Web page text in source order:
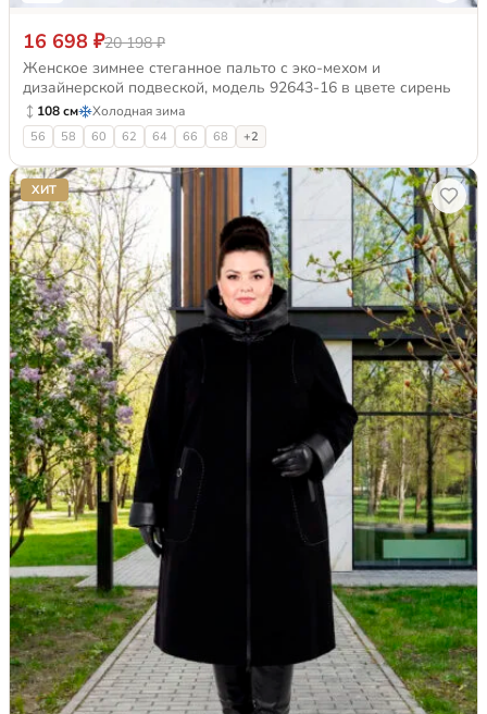
16 698 ₽20 198 ₽
Женское зимнее стеганное пальто с эко-мехом и
дизайнерской подвеской, модель 92643-16 в цвете сирень
108 см Холодная зима
56 58 60 62 64 66 68 +2
ХИТ